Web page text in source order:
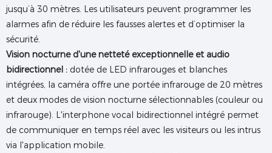
jusqu’à 30 mètres. Les utilisateurs peuvent programmer les
alarmes afin de réduire les fausses alertes et d’optimiser la
sécurité.
Vision nocturne d'une netteté exceptionnelle et audio
bidirectionnel : dotée de LED infrarouges et blanches
intégrées, la caméra offre une portée infrarouge de 20 mètres
et deux modes de vision nocturne sélectionnables (couleur ou
infrarouge). L'interphone vocal bidirectionnel intégré permet
de communiquer en temps réel avec les visiteurs ou les intrus
via l'application mobile.